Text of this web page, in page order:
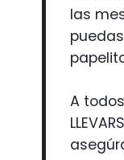
las
A todos